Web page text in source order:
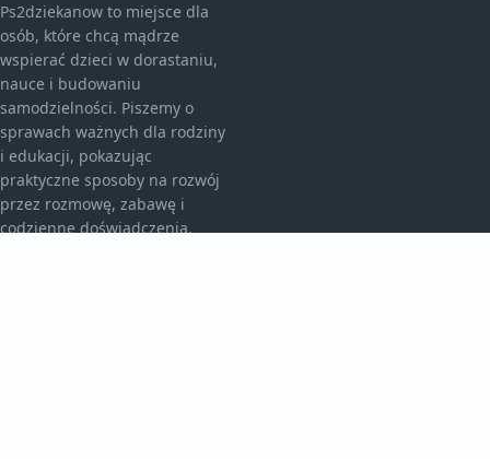
Ps2dziekanow to miejsce dla
osób, które chcą mądrze
wspierać dzieci w dorastaniu,
nauce i budowaniu
samodzielności. Piszemy o
sprawach ważnych dla rodziny
i edukacji, pokazując
praktyczne sposoby na rozwój
przez rozmowę, zabawę i
codzienne doświadczenia.